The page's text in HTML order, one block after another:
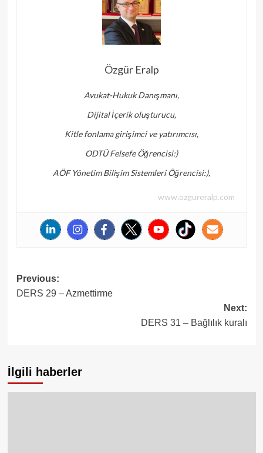
Özgür Eralp
Avukat-Hukuk Danışmanı,
Dijital İçerik oluşturucu,
Kitle fonlama girişimci ve yatırımcısı,
ODTÜ Felsefe Öğrencisi:)
AÖF Yönetim Bilişim Sistemleri Öğrencisi:),
www.ozgureralp.com
Post
navigation
Previous:
DERS 29 – Azmettirme
Next:
DERS 31 – Bağlılık kuralı
İlgili haberler